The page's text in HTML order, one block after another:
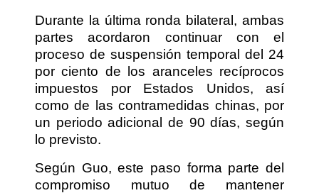
Durante la última ronda bilateral, ambas
partes acordaron continuar con el
proceso de suspensión temporal del 24
por ciento de los aranceles recíprocos
impuestos por Estados Unidos, así
como de las contramedidas chinas, por
un periodo adicional de 90 días, según
lo previsto.
Según Guo, este paso forma parte del
compromiso mutuo de mantener